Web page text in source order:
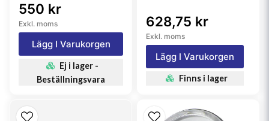
550 kr
Exkl. moms
Lägg I Varukorgen
Ej i lager -
Beställningsvara
628,75 kr
Exkl. moms
Lägg I Varukorgen
Finns i lager